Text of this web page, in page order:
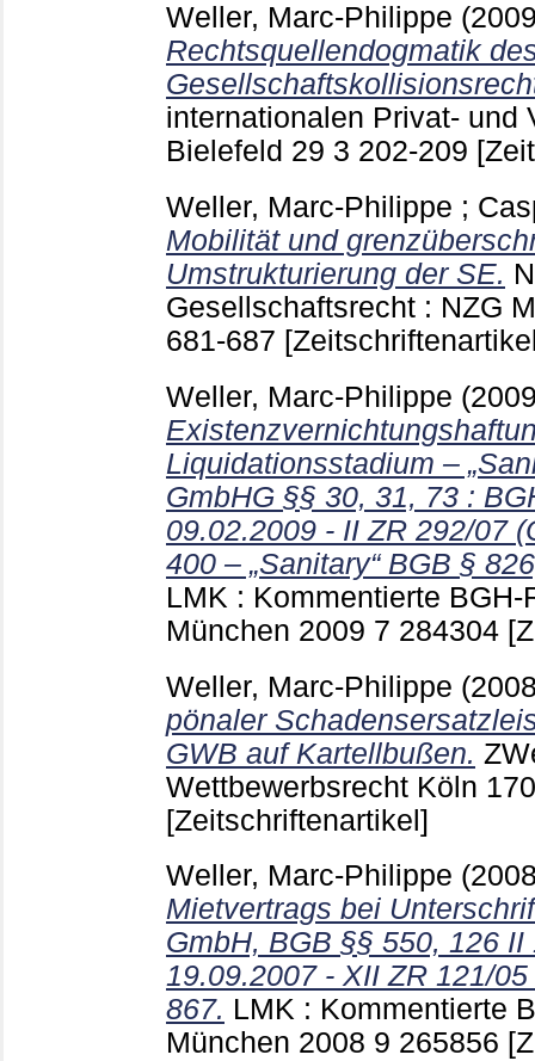
Weller, Marc-Philippe
Rechtsquellendogmatik
internationalen Privat- und
Bielefeld 29 3 202-209
Weller, Marc-Philippe ;
Mobilität und
Umstrukturierung der SE.
Gesellschaftsrecht : NZG
681-687
Weller, Marc-Philippe
Liquidationsstadium –
GmbHG §§ 30, 31, 73 :
09.02.2009 - II ZR 292/07
400 – „Sanitary“ BGB §
LMK : Kommentierte
München 2009 7 284304
Weller, Marc-Philippe
pönaler
GWB auf Kartellbußen.
Wettbewerbsrecht Köln
[Zeitschriftenartikel]
Weller, Marc-Philippe
Mietvertrags bei
GmbH, BGB §§ 550, 126
19.09.2007 - XII ZR 121/
867. LMK : Kommentierte
München 2008 9 265856